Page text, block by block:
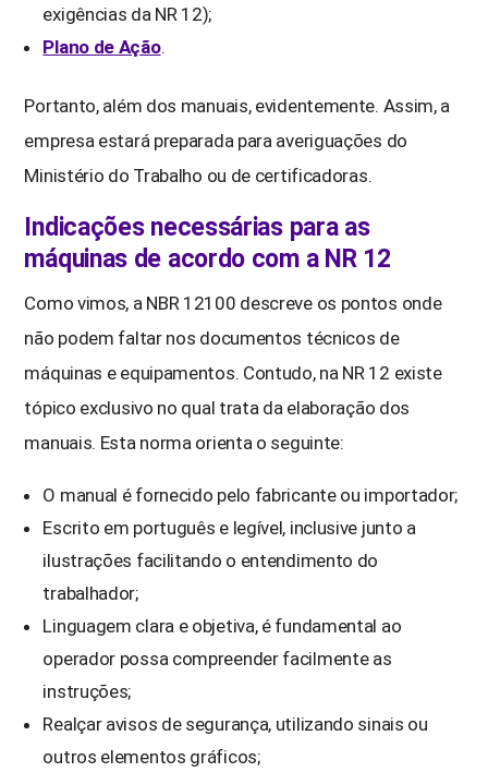
exigências da NR 12);
Plano de Ação.
Portanto, além dos manuais, evidentemente. Assim, a
empresa estará preparada para averiguações do
Ministério do Trabalho ou de certificadoras.
Indicações necessárias para as
máquinas de acordo com a NR 12
Como vimos, a NBR 12100 descreve os pontos onde
não podem faltar nos documentos técnicos de
máquinas e equipamentos. Contudo, na NR 12 existe
tópico exclusivo no qual trata da elaboração dos
manuais. Esta norma orienta o seguinte:
O manual é fornecido pelo fabricante ou importador;
Escrito em português e legível, inclusive junto a
ilustrações facilitando o entendimento do
trabalhador;
Linguagem clara e objetiva, é fundamental ao
operador possa compreender facilmente as
instruções;
Realçar avisos de segurança, utilizando sinais ou
outros elementos gráficos;